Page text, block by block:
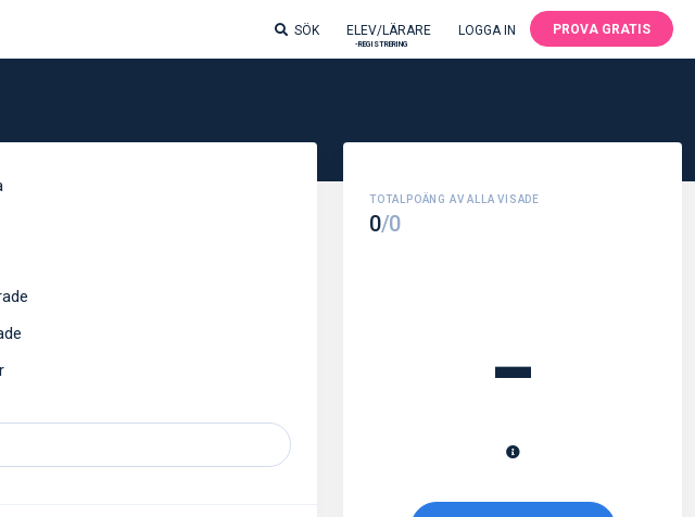
SÖK ELEV/LÄRARE
-REGISTRERING
LOGGA IN PROVA GRATIS
Visa endast bokmärkta
Dölj dina svar/lösningar
0/0
-